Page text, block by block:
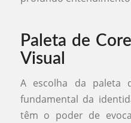
Paleta de
Visual
A escolha da paleta
fundamental da
têm o poder de